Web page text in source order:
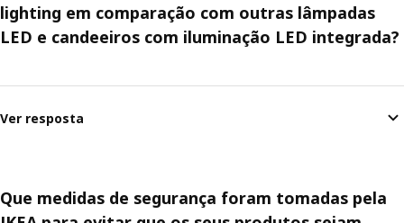
lighting em comparação com outras lâmpadas
LED e candeeiros com iluminação LED integrada?
Ver resposta
Que medidas de segurança foram tomadas pela